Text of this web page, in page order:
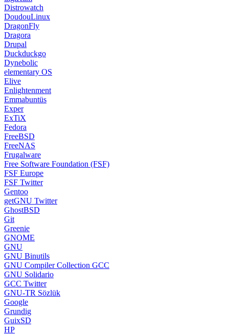
Distrowatch
DoudouLinux
DragonFly
Dragora
Drupal
Duckduckgo
Dynebolic
elementary OS
Elive
Enlightenment
Emmabuntüs
Exper
ExTiX
Fedora
FreeBSD
FreeNAS
Frugalware
Free Software Foundation (FSF)
FSF Europe
FSF Twitter
Gentoo
getGNU Twitter
GhostBSD
Git
Greenie
GNOME
GNU
GNU Binutils
GNU Compiler Collection GCC
GNU Solidario
GCC Twitter
GNU-TR Sözlük
Google
Grundig
GuixSD
HP